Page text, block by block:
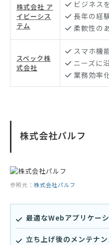
株式会社 ア
イビーシス
テム
ビジネス
長年の経
柔軟性の
スペック株
式会社
スマホ機
ニーズに
業務効率
株式会社パルフ
参照元： 株式会社パルフ
最適なWebアプリケー
立ち上げ後のメンテナ